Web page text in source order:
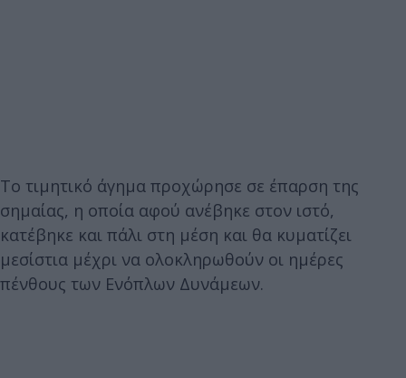
Το τιμητικό άγημα προχώρησε σε έπαρση της
σημαίας, η οποία αφού ανέβηκε στον ιστό,
κατέβηκε και πάλι στη μέση και θα κυματίζει
μεσίστια μέχρι να ολοκληρωθούν οι ημέρες
πένθους των Ενόπλων Δυνάμεων.